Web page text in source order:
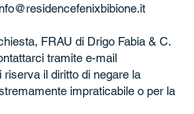
FRAU di Drigo Fabia & C.
tramite e-mail
il diritto di negare la
impraticabile o per la